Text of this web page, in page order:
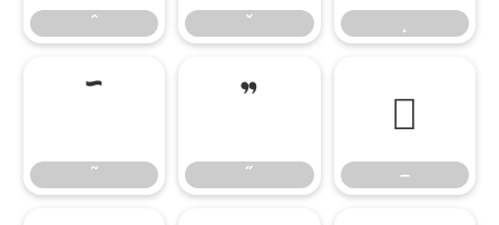
ˆ ˇ
˜
˜
˝
˝
–
–